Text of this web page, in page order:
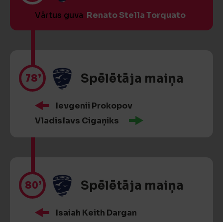
Vārtus guva Renato Stella Torquato
78’ Spēlētāja maiņa
Ievgenii Prokopov
Vladislavs Cigaņiks
80’ Spēlētāja maiņa
Isaiah Keith Dargan